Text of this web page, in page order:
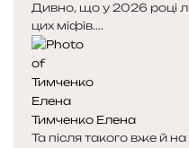
Дивно, що у 2026 році
цих міфів....
Тимченко Елена
Та після такого вже й